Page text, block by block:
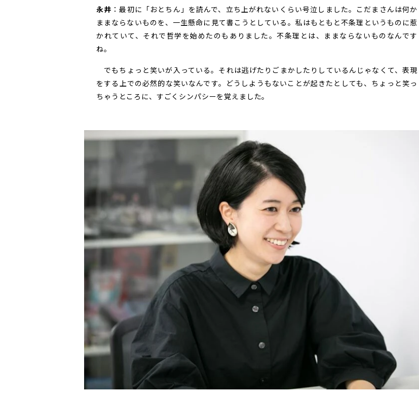
永井 ：最初に「おとちん」を読んで、立ち上がれないくらい号泣しました。こだまさんは何か
ままならないものを、一生懸命に見て書こうとしている。私はもともと不条理というものに惹
かれていて、それで哲学を始めたのもありました。不条理とは、ままならないものなんです
ね。
でもちょっと笑いが入っている。それは逃げたりごまかしたりしているんじゃなくて、表現
をする上での必然的な笑いなんです。どうしようもないことが起きたとしても、ちょっと笑っ
ちゃうところに、すごくシンパシーを覚えました。